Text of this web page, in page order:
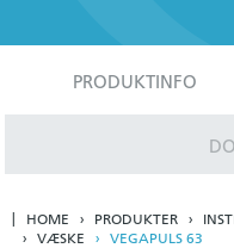
PRODUKTINFO
HOME PRODUKTER
VÆSKE
VEGAPULS 63